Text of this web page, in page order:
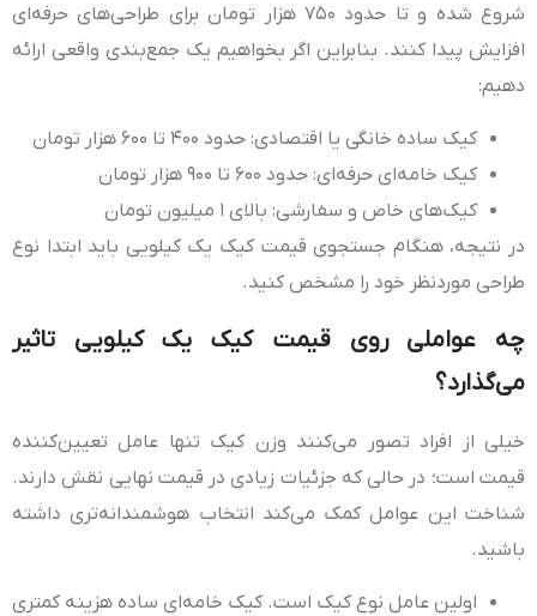
شروع شده و تا حدود ۷۵۰ هزار تومان برای طراحی‌های حرفه‌ای
افزایش پیدا کنند. بنابراین اگر بخواهیم یک جمع‌بندی واقعی ارائه
دهیم:
کیک ساده خانگی یا اقتصادی: حدود ۴۰۰ تا ۶۰۰ هزار تومان
کیک خامه‌ای حرفه‌ای: حدود ۶۰۰ تا ۹۰۰ هزار تومان
کیک‌های خاص و سفارشی: بالای ۱ میلیون تومان
در نتیجه، هنگام جستجوی قیمت کیک یک کیلویی باید ابتدا نوع
طراحی موردنظر خود را مشخص کنید.
چه عواملی روی قیمت کیک یک کیلویی تاثیر
می‌گذارد؟
خیلی از افراد تصور می‌کنند وزن کیک تنها عامل تعیین‌کننده
قیمت است؛ در حالی که جزئیات زیادی در قیمت نهایی نقش دارند.
شناخت این عوامل کمک می‌کند انتخاب هوشمندانه‌تری داشته
باشید.
اولین عامل نوع کیک است. کیک خامه‌ای ساده هزینه کمتری